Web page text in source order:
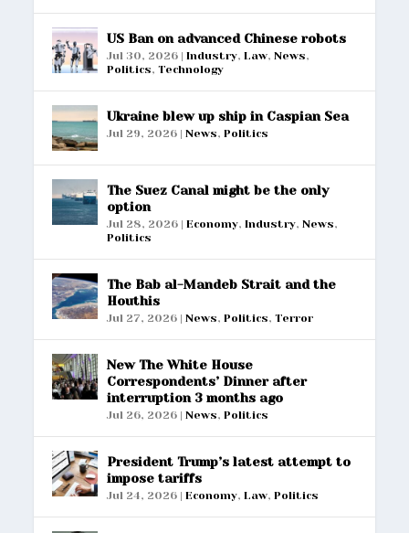
US Ban on advanced Chinese robots
Jul 30, 2026 |Industry,Law,News,
Politics,Technology
Ukraine blew up ship in Caspian Sea
Jul 29, 2026 |News,Politics
The Suez Canal might be the only
option
Jul 28, 2026 |Economy,Industry,News,
Politics
The Bab al-Mandeb Strait and the
Houthis
Jul 27, 2026 |News,Politics,Terror
New The White House
Correspondents’ Dinner after
interruption 3 months ago
Jul 26, 2026 |News,Politics
President Trump’s latest attempt to
impose tariffs
Jul 24, 2026 |Economy,Law,Politics